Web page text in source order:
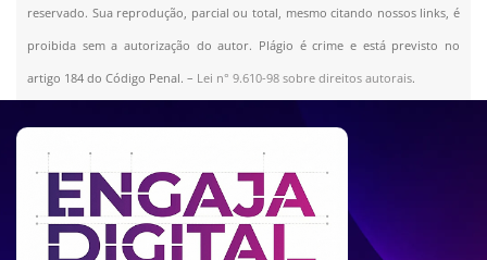
reservado. Sua reprodução, parcial ou total, mesmo citando nossos links, é
proibida sem a autorização do autor. Plágio é crime e está previsto no
artigo 184 do Código Penal. – Lei n° 9.610-98 sobre direitos autorais.